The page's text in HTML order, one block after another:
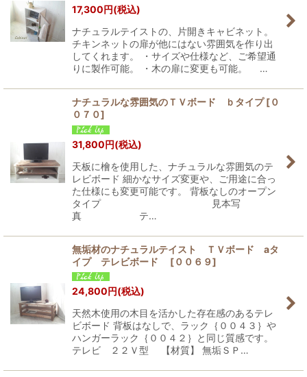
17,300円(税込)
ナチュラルテイストの、片開きキャビネット。
チキンネットの扉が他にはない雰囲気を作り出
してくれます。 ・サイズや仕様など、ご希望通
りに製作可能。 ・木の扉に変更も可能。 …
ナチュラルな雰囲気のＴＶボード ｂタイプ [０
０７０]
31,800円(税込)
天板に檜を使用した、ナチュラルな雰囲気のテ
レビボード 細かなサイズ変更や、ご用途に合っ
た仕様にも変更可能です。 背板なしのオープン
タイプ 見本写
真 テ…
無垢材のナチュラルテイスト ＴＶボード aタ
イプ テレビボード
[００６９]
24,800 円(税込)
天然木使用の木目を活かした存在感のあるテレ
ビボード 背板はなしで、ラック｛００４３｝や
ハンガーラック｛００４２｝と同じ質感です。
テレビ ２２Ｖ型 【材質】 無垢ＳＰ…